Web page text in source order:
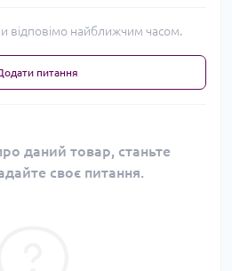
відповімо найближчим часом.
питання
даний товар, станьте
своє питання.